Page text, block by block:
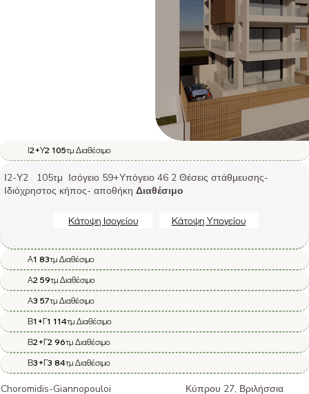
Ι2+Υ2 105τμ Διαθέσιμο
Ι2-Υ2 105τμ Ισόγειο 59+Υπόγειο 46 2 Θέσεις στάθμευσης-
Ιδιόχρηστος κήπος- αποθήκηΔιαθέσιμο
Κάτοψη Ισογείου Κάτοψη Υπογείου
Α1 83τμ Διαθέσιμο
Α2 59τμ Διαθέσιμο
Α3 57τμ Διαθέσιμο
Β1+Γ1 114τμ Διαθέσιμο
Β2+Γ2 96τμ Διαθέσιμο
Β3+Γ3 84τμ Διαθέσιμο
Choromidis-Giannopouloi Κύπρου 27, Βριλήσσια